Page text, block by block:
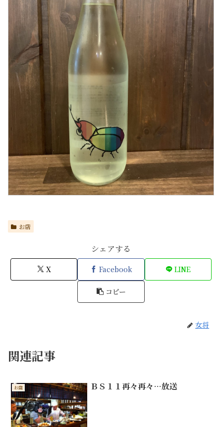
お店
シェアする
X Facebook LINE
コピー
女将
関連記事
お店 ＢＳ１１再々再々…放送